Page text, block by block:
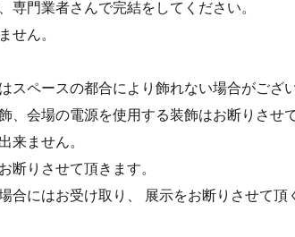
専門業者さんで完結をしてください。
ん。
スペースの都合により飾れない場合がござい
、会場の電源を使用する装飾はお断りさせ
来ません。
断りさせて頂きます。
合にはお受け取り、 展示をお断りさせて頂